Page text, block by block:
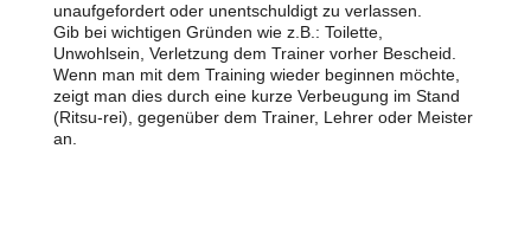
unaufgefordert oder unentschuldigt zu verlassen.
Gib bei wichtigen Gründen wie z.B.: Toilette,
Unwohlsein, Verletzung dem Trainer vorher Bescheid.
Wenn man mit dem Training wieder beginnen möchte,
zeigt man dies durch eine kurze Verbeugung im Stand
(Ritsu-rei), gegenüber dem Trainer, Lehrer oder Meister
an.